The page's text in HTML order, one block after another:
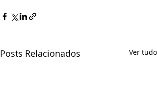
Posts Relacionados Ver tudo